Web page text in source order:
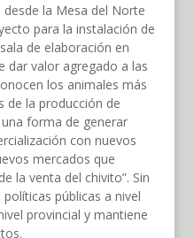
la Mesa del Norte
para la instalación de
de elaboración en
dar valor agregado a las
los animales más
de la producción de
forma de generar
con nuevos
mercados que
la venta del chivito”. Sin
públicas a nivel
provincial y mantiene